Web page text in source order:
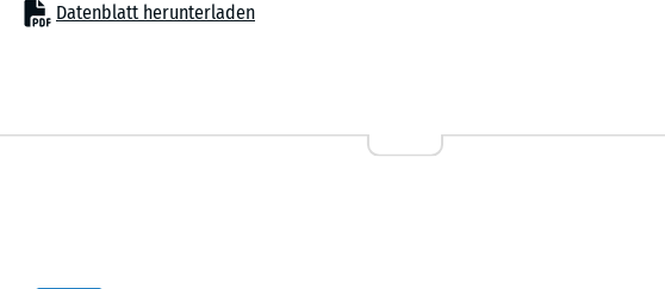
Grauer
Datenblatt herunterladen